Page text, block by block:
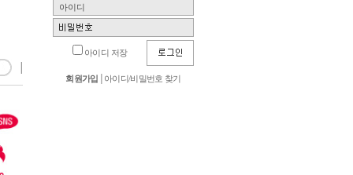
아이디 저장
회원가입 아이디/비밀번호 찾기